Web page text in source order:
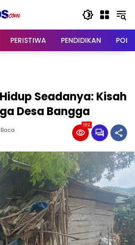
PERISTIWA PENDIDIKAN
Seadanya: Kisah
Desa Bangga
189